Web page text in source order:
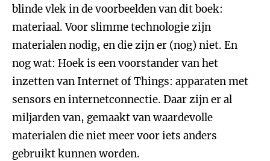
blinde vlek in de voorbeelden van dit boek:
materiaal. Voor slimme technologie zijn
materialen nodig, en die zijn er (nog) niet. En
nog wat: Hoek is een voorstander van het
inzetten van Internet of Things: apparaten met
sensors en internetconnectie. Daar zijn er al
miljarden van, gemaakt van waardevolle
materialen die niet meer voor iets anders
gebruikt kunnen worden.